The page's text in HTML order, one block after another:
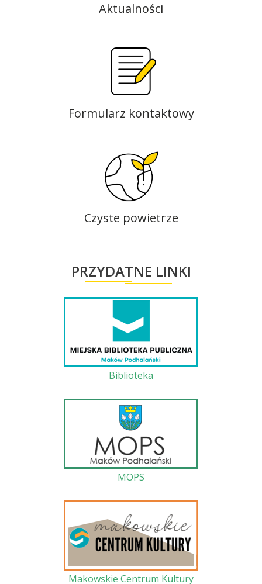
Aktualności
Formularz kontaktowy
Czyste powietrze
PRZYDATNE LINKI
Biblioteka
MOPS
Makowskie Centrum Kultury